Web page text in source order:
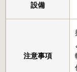
設備
注意事項